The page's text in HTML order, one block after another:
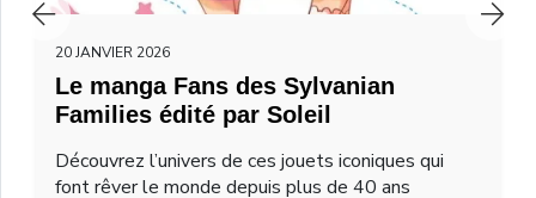
20 JANVIER 2026
Le manga Fans des Sylvanian
Families édité par Soleil
Découvrez l’univers de ces jouets iconiques qui
font rêver le monde depuis plus de 40 ans